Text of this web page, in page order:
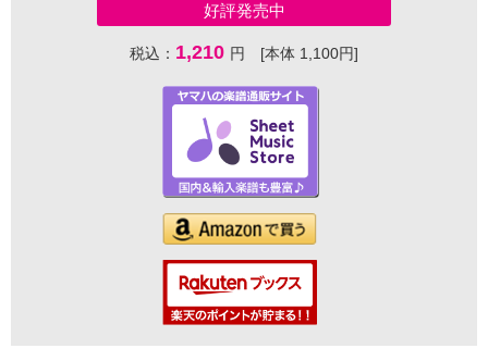
好評発売中
税込： 1,210 円 [本体 1,100円]